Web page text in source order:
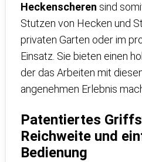
Heckenscheren sind
Stutzen von Hecken und
privaten Garten oder im
Einsatz. Sie bieten einen
der das Arbeiten mit
angenehmen Erlebnis
Patentiertes
Reichweite und
Bedienung